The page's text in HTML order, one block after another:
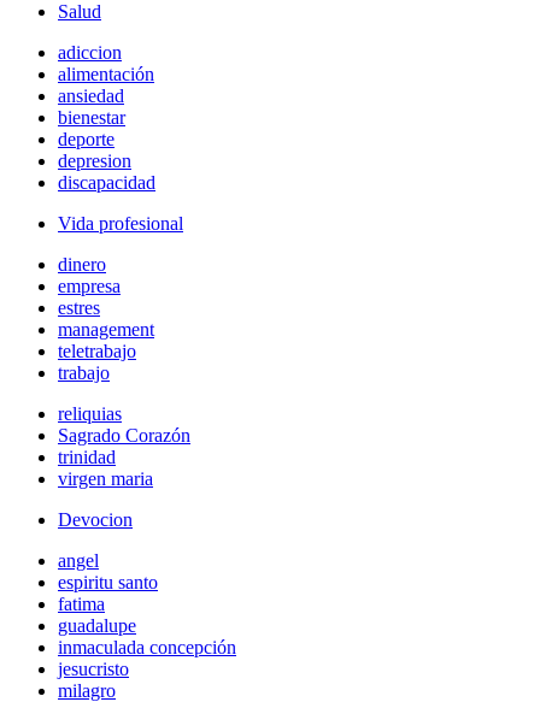
Salud
adiccion
alimentación
ansiedad
bienestar
deporte
depresion
discapacidad
Vida profesional
dinero
empresa
estres
management
teletrabajo
trabajo
reliquias
Sagrado Corazón
trinidad
virgen maria
Devocion
angel
espiritu santo
fatima
guadalupe
inmaculada concepción
jesucristo
milagro